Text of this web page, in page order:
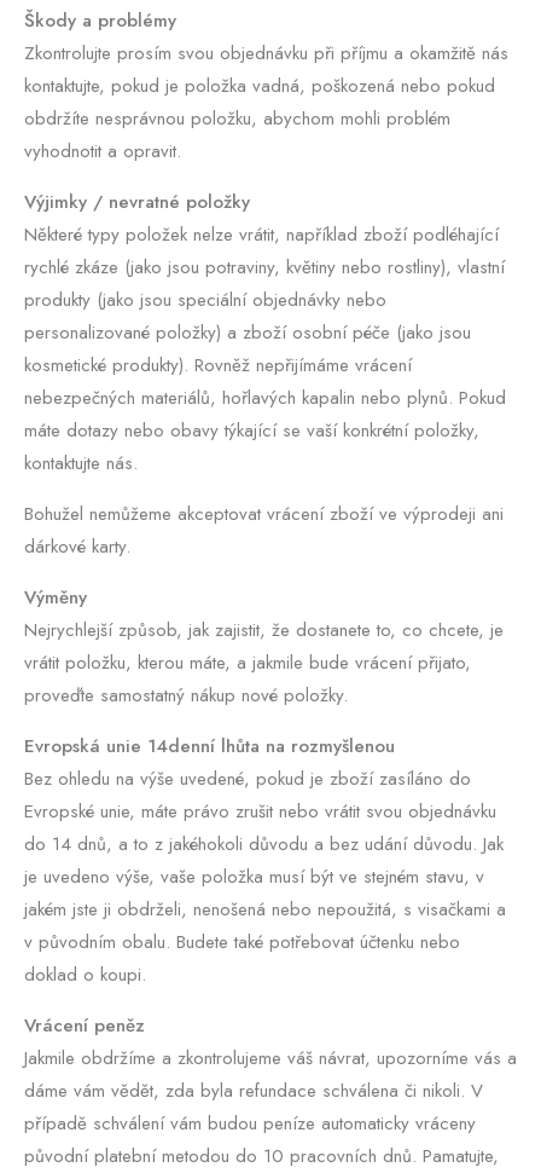
Škody a problémy
Zkontrolujte prosím svou objednávku při příjmu a okamžitě nás
kontaktujte, pokud je položka vadná, poškozená nebo pokud
obdržíte nesprávnou položku, abychom mohli problém
vyhodnotit a opravit.
Výjimky / nevratné položky
Některé typy položek nelze vrátit, například zboží podléhající
rychlé zkáze (jako jsou potraviny, květiny nebo rostliny), vlastní
produkty (jako jsou speciální objednávky nebo
personalizované položky) a zboží osobní péče (jako jsou
kosmetické produkty). Rovněž nepřijímáme vrácení
nebezpečných materiálů, hořlavých kapalin nebo plynů. Pokud
máte dotazy nebo obavy týkající se vaší konkrétní položky,
kontaktujte nás.
Bohužel nemůžeme akceptovat vrácení zboží ve výprodeji ani
dárkové karty.
Výměny
Nejrychlejší způsob, jak zajistit, že dostanete to, co chcete, je
vrátit položku, kterou máte, a jakmile bude vrácení přijato,
proveďte samostatný nákup nové položky.
Evropská unie 14denní lhůta na rozmyšlenou
Bez ohledu na výše uvedené, pokud je zboží zasíláno do
Evropské unie, máte právo zrušit nebo vrátit svou objednávku
do 14 dnů, a to z jakéhokoli důvodu a bez udání důvodu. Jak
je uvedeno výše, vaše položka musí být ve stejném stavu, v
jakém jste ji obdrželi, nenošená nebo nepoužitá, s visačkami a
v původním obalu. Budete také potřebovat účtenku nebo
doklad o koupi.
Vrácení peněz
Jakmile obdržíme a zkontrolujeme váš návrat, upozorníme vás a
dáme vám vědět, zda byla refundace schválena či nikoli. V
případě schválení vám budou peníze automaticky vráceny
původní platební metodou do 10 pracovních dnů. Pamatujte,